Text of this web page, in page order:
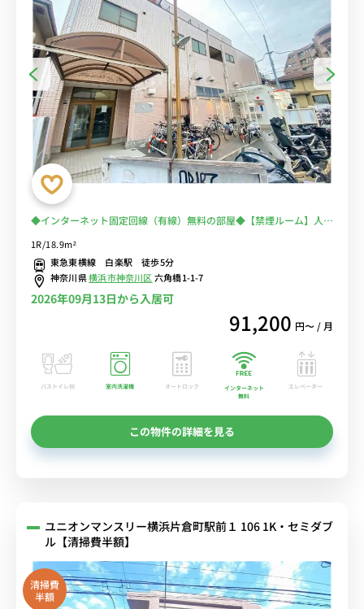
◆インターネット固定回線（有線）無料の部屋◆【禁煙ルーム】人気
デスク＆チェア付きでテレワークにも便利
1R/18.9m²
東急東横線 白楽駅 徒歩5分
神奈川県横浜市神奈川区六角橋1-1-7
2026年09月13日から入居可
91,200 円〜 / 月
バストイレ別 室内洗濯機 オートロック
インターネット
無料
エレベーター
この物件の詳細を見る
ユニオンマンスリー横浜片倉町駅前１ 106 1K・セミダブ
ル【清掃費半額】
清掃費
半額